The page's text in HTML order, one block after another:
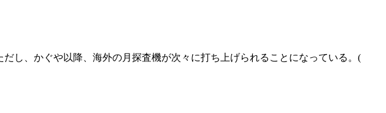
し、かぐや以降、海外の月探査機が次々に打ち上げられることになっている。(